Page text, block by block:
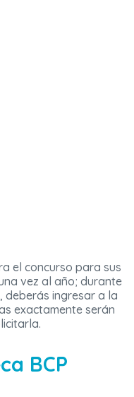
el concurso para sus
vez al año; durante
deberás ingresar a la
exactamente serán
BCP